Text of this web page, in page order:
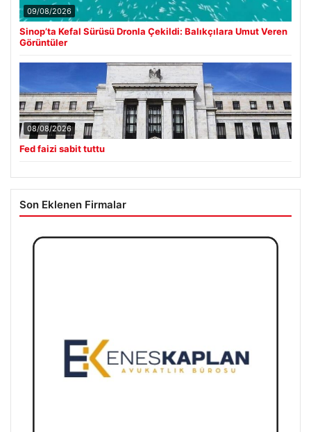
09/08/2026
Sinop’ta Kefal Sürüsü Dronla Çekildi: Balıkçılara Umut Veren
Görüntüler
08/08/2026
Fed faizi sabit tuttu
Son Eklenen Firmalar